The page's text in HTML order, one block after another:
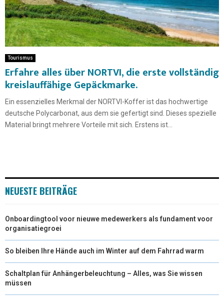
Tourismus
Erfahre alles über NORTVI, die erste vollständig
kreislauffähige Gepäckmarke.
Ein essenzielles Merkmal der NORTVI-Koffer ist das hochwertige
deutsche Polycarbonat, aus dem sie gefertigt sind. Dieses spezielle
Material bringt mehrere Vorteile mit sich. Erstens ist...
NEUESTE BEITRÄGE
Onboardingtool voor nieuwe medewerkers als fundament voor
organisatiegroei
So bleiben Ihre Hände auch im Winter auf dem Fahrrad warm
Schaltplan für Anhängerbeleuchtung – Alles, was Sie wissen
müssen